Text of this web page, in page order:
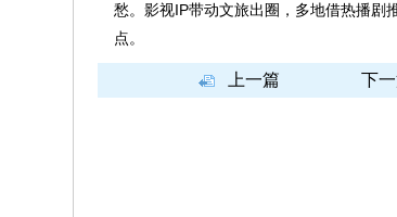
愁。影视IP带动文旅出圈，多地借热播剧
点。
上一篇 下